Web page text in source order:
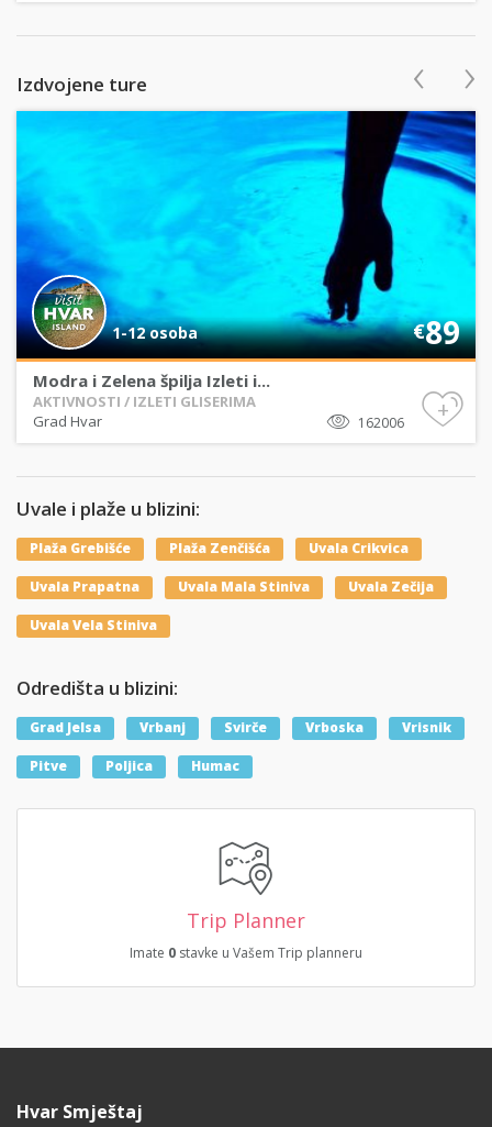
Izdvojene ture
1-12 osoba €89
Modra i Zelena špilja Izleti i...
AKTIVNOSTI / IZLETI GLISERIMA
162006
Grad Hvar +
‹ ›
Uvale i plaže u blizini:
Plaža Grebišće Plaža Zenčišća Uvala Crikvica
Uvala Prapatna Uvala Mala Stiniva Uvala Zečija
Uvala Vela Stiniva
Odredišta u blizini:
Grad Jelsa Vrbanj Svirče Vrboska Vrisnik
Pitve Poljica Humac
Trip Planner
Imate 0 stavke u Vašem Trip planneru
Hvar Smještaj